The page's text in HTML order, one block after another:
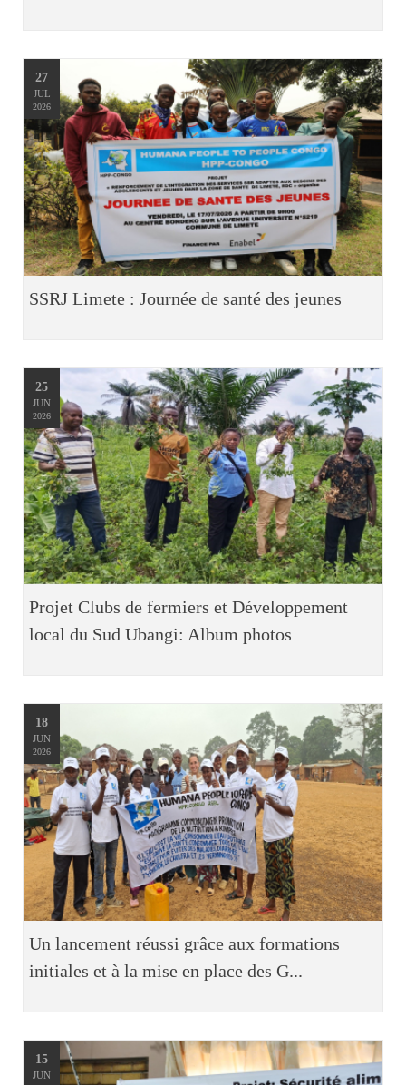
27
JUL
2026
SSRJ Limete : Journée de santé des jeunes
25
JUN
2026
Projet Clubs de fermiers et Développement
local du Sud Ubangi: Album photos
18
JUN
2026
Un lancement réussi grâce aux formations
initiales et à la mise en place des G...
15
JUN